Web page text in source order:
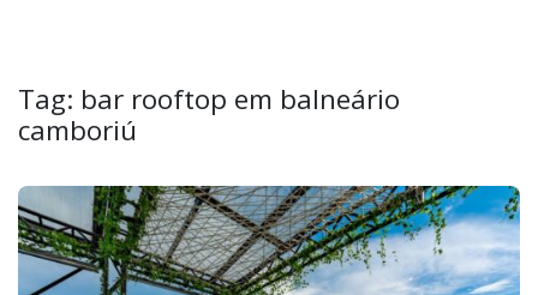
Tag: bar rooftop em balneário
camboriú